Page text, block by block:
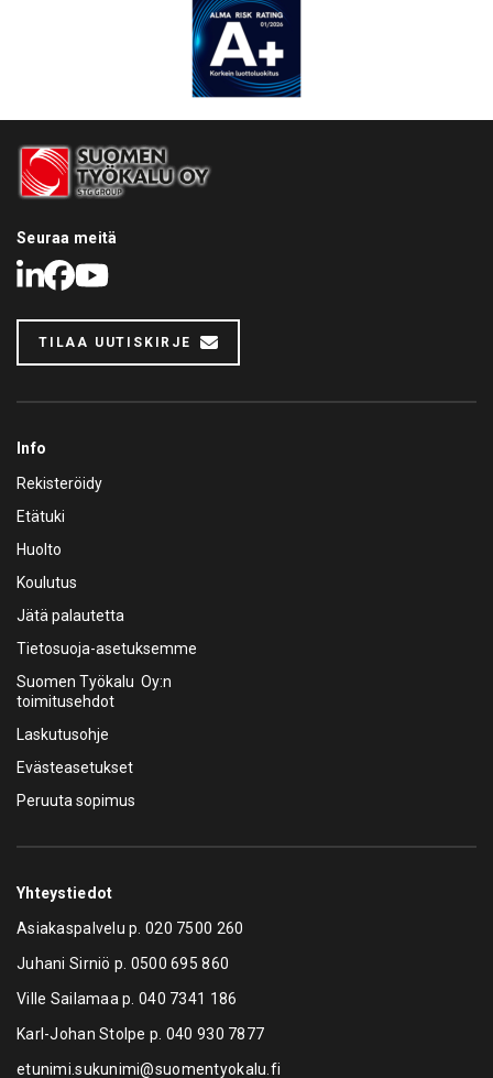
Seuraa meitä
LinkedIn
Facebook
Youtube
TILAA UUTISKIRJE
Info
Rekisteröidy
Etätuki
Huolto
Koulutus
Jätä palautetta
Tietosuoja-asetuksemme
Suomen Työkalu Oy:n
toimitusehdot
Laskutusohje
Evästeasetukset
Peruuta sopimus
Yhteystiedot
Asiakaspalvelu p.020 7500 260
Juhani Sirniö p. 0500 695 860
Ville Sailamaa p.040 7341 186
Karl-Johan Stolpe p. 040 930 7877
etunimi.sukunimi@suomentyokalu.fi